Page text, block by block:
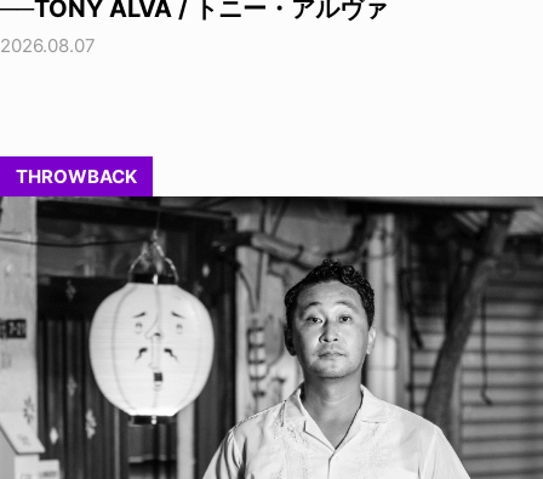
──TONY ALVA / トニー・アルヴァ
2026.08.07
THROWBACK